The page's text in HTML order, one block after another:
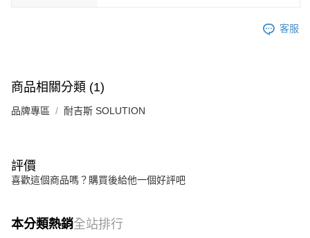
客服
商品相關分類 (1)
品牌專區 耐吉斯 SOLUTION
評價
喜歡這個商品嗎？購買後給他一個好評吧
本分類熱銷全站排行